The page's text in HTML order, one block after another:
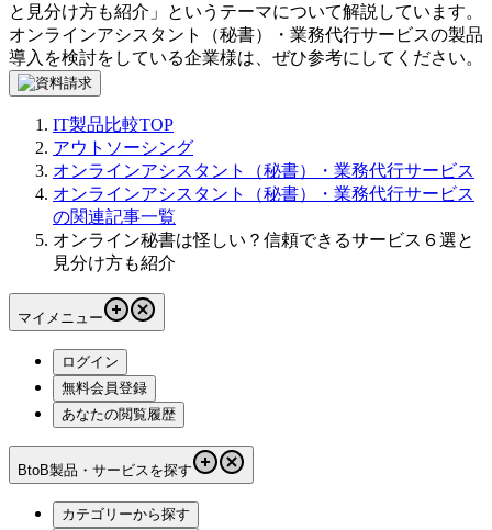
と見分け方も紹介 」というテーマについて解説しています。
オンラインアシスタント（秘書）・業務代行サービスの製品
導入を検討をしている企業様は、ぜひ参考にしてください。
IT製品比較TOP
アウトソーシング
オンラインアシスタント（秘書）・業務代行サービス
オンラインアシスタント（秘書）・業務代行サービス
の関連記事一覧
オンライン秘書は怪しい？信頼できるサービス６選と
見分け方も紹介
マイメニュー
ログイン
無料会員登録
あなたの閲覧履歴
BtoB製品・サービスを探す
カテゴリーから探す